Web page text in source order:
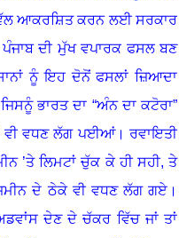
ਆਕਰਸ਼ਿਤ ਕਰਨ ਲਈ ਸਰਕਾਰ
ਪੰਜਾਬ ਦੀ ਮੁੱਖ ਵਪਾਰਕ ਫਸਲ ਬਣ
ਨੂੰ ਇਹ ਦੋਨੋਂ ਫਸਲਾਂ ਜ਼ਿਆਦਾ
ਜਿਸਨੂੰ ਭਾਰਤ ਦਾ “ਅੰਨ ਦਾ ਕਟੋਰਾ”
ਵੀ ਵਧਣ ਲੱਗ ਪਈਆਂ।ਰਵਾਇਤੀ
’ਤੇ ਲਿਮਟਾਂ ਚੁੱਕ ਕੇ ਹੀ ਸਹੀ,ਤੇ
ਦੇ ਠੇਕੇ ਵੀ ਵਧਣ ਲੱਗ ਗਏ ।
ਦੇਣ ਦੇ ਚੱਕਰ ਵਿੱਚ ਜਾਂ ਤਾਂ